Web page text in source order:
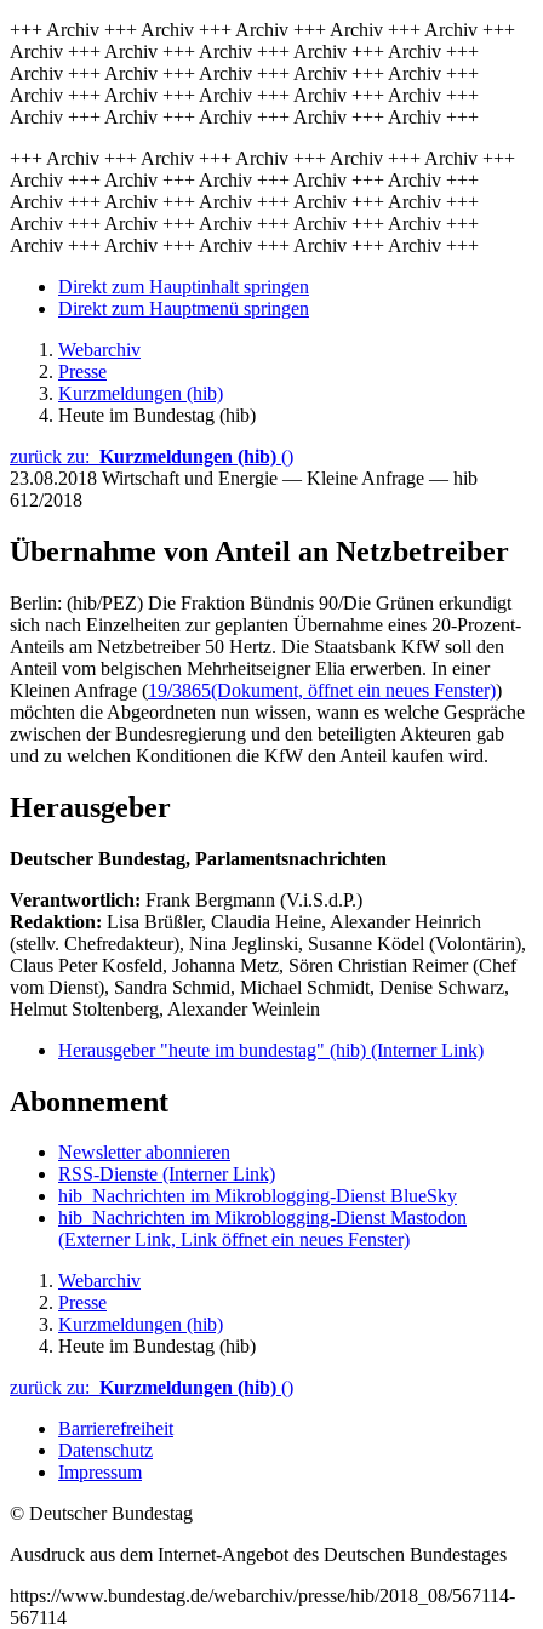
+++ Archiv +++ Archiv +++ Archiv +++ Archiv +++ Archiv +++
Archiv +++ Archiv +++ Archiv +++ Archiv +++ Archiv +++
Archiv +++ Archiv +++ Archiv +++ Archiv +++ Archiv +++
Archiv +++ Archiv +++ Archiv +++ Archiv +++ Archiv +++
Archiv +++ Archiv +++ Archiv +++ Archiv +++ Archiv +++
+++ Archiv +++ Archiv +++ Archiv +++ Archiv +++ Archiv +++
Archiv +++ Archiv +++ Archiv +++ Archiv +++ Archiv +++
Archiv +++ Archiv +++ Archiv +++ Archiv +++ Archiv +++
Archiv +++ Archiv +++ Archiv +++ Archiv +++ Archiv +++
Archiv +++ Archiv +++ Archiv +++ Archiv +++ Archiv +++
Direkt zum Hauptinhalt springen
Direkt zum Hauptmenü springen
Webarchiv
Presse
Kurzmeldungen (hib)
Heute im Bundestag (hib)
zurück zu: Kurzmeldungen (hib) ()
23.08.2018 Wirtschaft und Energie — Kleine Anfrage — hib
612/2018
Übernahme von Anteil an Netzbetreiber
Berlin: (hib/PEZ) Die Fraktion Bündnis 90/Die Grünen erkundigt
sich nach Einzelheiten zur geplanten Übernahme eines 20-Prozent-
Anteils am Netzbetreiber 50 Hertz. Die Staatsbank KfW soll den
Anteil vom belgischen Mehrheitseigner Elia erwerben. In einer
Kleinen Anfrage (19/3865(Dokument, öffnet ein neues Fenster))
möchten die Abgeordneten nun wissen, wann es welche Gespräche
zwischen der Bundesregierung und den beteiligten Akteuren gab
und zu welchen Konditionen die KfW den Anteil kaufen wird.
Herausgeber
Deutscher Bundestag, Parlamentsnachrichten
Verantwortlich: Frank Bergmann (V.i.S.d.P.)
Redaktion: Lisa Brüßler, Claudia Heine, Alexander Heinrich
(stellv. Chefredakteur), Nina Jeglinski, Susanne Ködel (Volontärin),
Claus Peter Kosfeld, Johanna Metz, Sören Christian Reimer (Chef
vom Dienst), Sandra Schmid, Michael Schmidt, Denise Schwarz,
Helmut Stoltenberg, Alexander Weinlein
Herausgeber "heute im bundestag" (hib) (Interner Link)
Abonnement
Newsletter abonnieren
RSS-Dienste (Interner Link)
hib_Nachrichten im Mikroblogging-Dienst BlueSky
hib_Nachrichten im Mikroblogging-Dienst Mastodon
(Externer Link, Link öffnet ein neues Fenster)
Webarchiv
Presse
Kurzmeldungen (hib)
Heute im Bundestag (hib)
zurück zu: Kurzmeldungen (hib) ()
Barrierefreiheit
Datenschutz
Impressum
© Deutscher Bundestag
Ausdruck aus dem Internet-Angebot des Deutschen Bundestages
https://www.bundestag.de/webarchiv/presse/hib/2018_08/567114-
567114